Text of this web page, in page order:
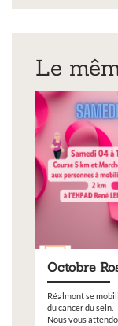
Le
Octobre
Réalmont se
du cancer du sein.
Nous vous